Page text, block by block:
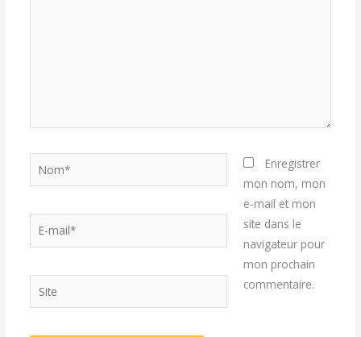
mail*
Enregistrer
mon nom, mon
e-mail et mon
site dans le
navigateur pour
mon prochain
commentaire.